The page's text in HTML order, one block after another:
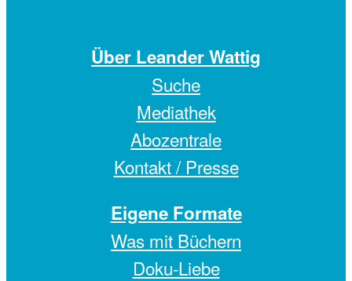
Über Leander Wattig
Suche
Mediathek
Abozentrale
Kontakt / Presse
Eigene Formate
Was mit Büchern
Doku-Liebe